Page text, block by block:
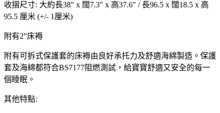
收摺尺寸: 大約長38" x 闊7.3" x 高37.6" / 長96.5 x 闊18.5 x 高
95.5 厘米 (+/- 1厘米)
附有2”床褥
附有可拆式保護套的床褥由良好承托力及舒適海綿製造。保護
套及海綿都符合BS7177阻燃測試，給寶寶舒適又安全的每一
個睡眠。
其他特點: